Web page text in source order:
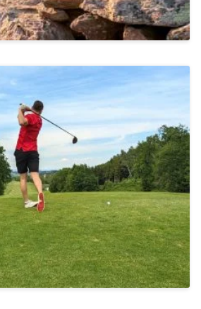
Mit PGA-Profi
Ab 2.249€